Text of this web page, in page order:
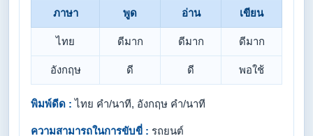
ภาษา พูด อ่าน เขียน
ไทย ดีมาก ดีมาก ดีมาก
อังกฤษ ดี ดี พอใช้
พิมพ์ดีด : ไทย คำ/นาที, อังกฤษ คำ/นาที
ความสามารถในการขับขี่ : รถยนต์